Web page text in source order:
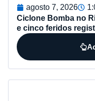
agosto 7, 2026
Ciclone Bomba no
e cinco feridos